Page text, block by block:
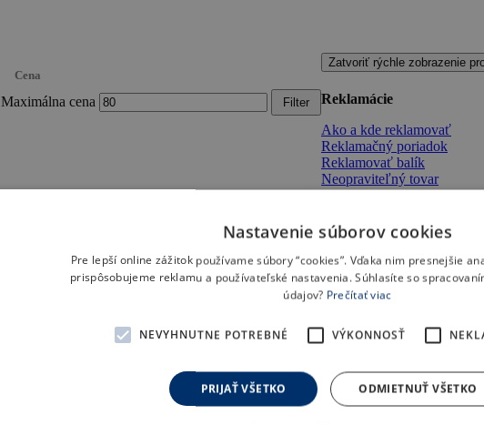
Cena
Maximálna cena Filter
Zatvoriť rýchle zobrazenie
Reklamácie
Ako a kde reklamovať
Reklamačný poriadok
Reklamovať balík
Neopraviteľný tovar
Nastavenie súborov cookies
Pre lepší online zážitok používame súbory “cookies”. Vďaka nim presnejšie
prispôsobujeme reklamu a používateľské nastavenia. Súhlasíte so
údajov? Prečítať viac
NEVYHNUTNE POTREBNÉ VÝKONNOSŤ
PRIJAŤ VŠETKO ODMIETNUŤ VŠETKO